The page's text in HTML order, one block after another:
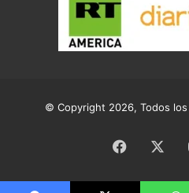
© Copyright 2026, Todos